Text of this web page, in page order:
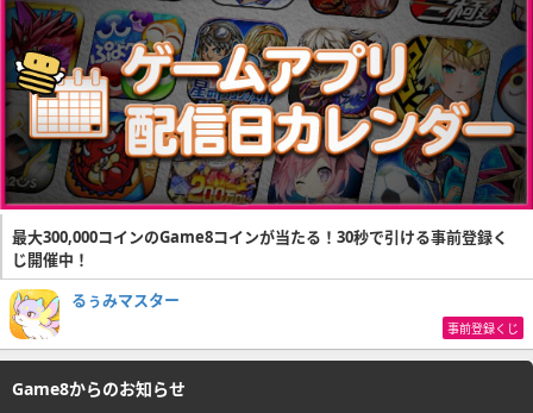
最大300,000コインのGame8コインが当たる！30秒で引ける事前登録く
じ開催中！
るぅみマスター
事前登録くじ
Game8からのお知らせ